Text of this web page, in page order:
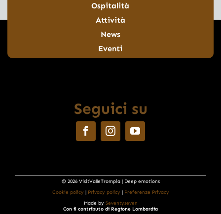
Ospitalità
Attività
News
Eventi
Seguici su
© 2026 VisitValleTrompia | Deep emotions
Cookie policy
Privacy policy
Preferenze Privacy
Made by Seventyseven
Con il contributo di Regione Lombardia